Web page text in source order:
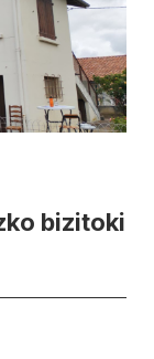
bizitoki